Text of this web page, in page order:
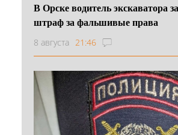
В Орске водитель экскаватора
штраф за фальшивые права
8 августа 21:46